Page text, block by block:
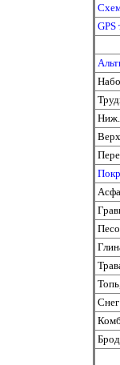
GPS
Ниж.
Снег
Брод